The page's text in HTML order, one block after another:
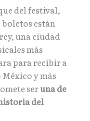
del festival,
están
una ciudad
más
para recibir a
y más
seruna de
del